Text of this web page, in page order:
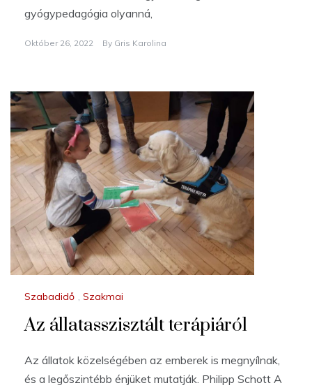
gyógypedagógia olyanná,
Október 26, 2022 By Gris Karolina
Szabadidő , Szakmai
Az állatasszisztált terápiáról
Az állatok közelségében az emberek is megnyílnak,
és a legőszintébb énjüket mutatják. Philipp Schott A